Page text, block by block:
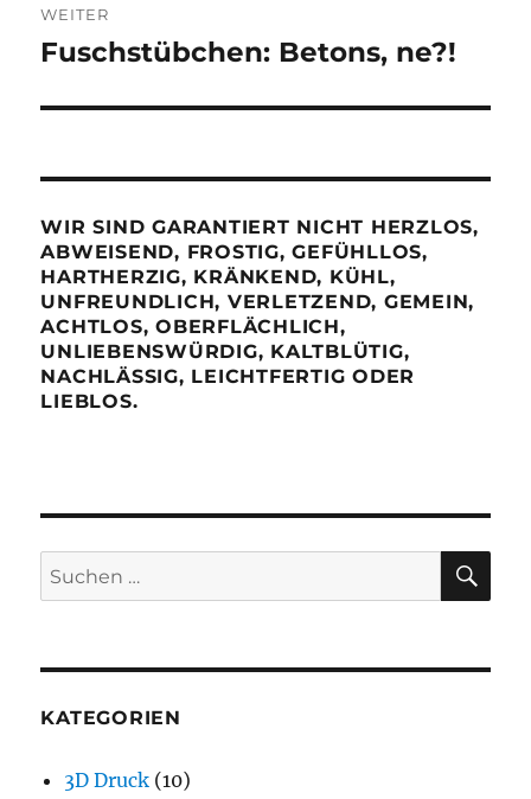
WEITER
Nächster
Fuschstübchen: Betons, ne?!
WIR SIND GARANTIERT NICHT HERZLOS,
ABWEISEND, FROSTIG, GEFÜHLLOS,
HARTHERZIG, KRÄNKEND, KÜHL,
UNFREUNDLICH, VERLETZEND, GEMEIN,
ACHTLOS, OBERFLÄCHLICH,
UNLIEBENSWÜRDIG, KALTBLÜTIG,
NACHLÄSSIG, LEICHTFERTIG ODER
LIEBLOS.
Suchen
nach:
KATEGORIEN
3D Druck (10)